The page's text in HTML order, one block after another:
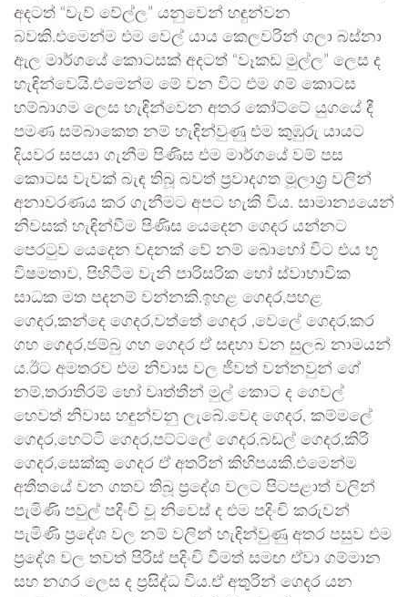
අදටත් “වැව් වේල්ල” යනුවෙන් හඳුන්වන
බවකි.එමෙන්ම එම වෙල් යාය කෙලවරින් ගලා බස්නා
ඇල මාර්ගයේ කොටසක් අදටත් “වෑකඩ මුල්ල” ලෙස ද
හැඳින්වෙයි.එමෙන්ම මේ වන විට එම ගම් කොටස
හම්බාගම ලෙස හැඳින්වෙන අතර කෝට්ටේ යුගයේ දී
පමණ සම්බාකෙත නම් හැඳින්වුණු එම කුඹුරු යායට
දියවර සපයා ගැනීම පිණිස එම මාර්ගයේ වම් පස
කොටස වැවක් බැඳ තිබූ බවත් ප්‍රවාදගත මූලාශ්‍ර වලින්
අනාවරණය කර ගැනීමට අපට හැකි විය. සාමාන්‍යයෙන්
නිවසක් හැඳින්වීම පිණිස යෙදෙන ගෙදර යන්නට
පෙරටුව යෙදෙන වදනක් වේ නම් බොහෝ විට එය භූ
විෂමතාව, පිහිටීම වැනි පාරිසරික හෝ ස්වාභාවික
සාධක මත පදනම් වන්නකි.ඉහළ ගෙදර,පහළ
ගෙදර,කන්දෙ ගෙදර,වත්තේ ගෙදර ,වෙලේ ගෙදර,කර
ගහ ගෙදර,ජම්බු ගහ ගෙදර ඒ සඳහා වන සුලබ නාමයන්
ය.ඊට අමතරව එම නිවාස වල ජීවත් වන්නවුන් ගේ
නම්,තරාතිරම් හෝ වෘත්තීන් මුල් කොට ද ගෙවල්
හෙවත් නිවාස හඳුන්වනු ලැබේ.වෙද ගෙදර, කම්මලේ
ගෙදර,හෙට්ටි ගෙදර,පට්ටලේ ගෙදර,බඩල් ගෙදර,කිරි
ගෙදර,සෙක්කු ගෙදර ඒ අතරින් කිහිපයකි.එමෙන්ම
අතීතයේ වන ගතව තිබූ ප්‍රදේශ වලට පිටපළාත් වලින්
පැමිණි පවුල් පදිංචි වූ නිවෙස් ද එම පදිංචි කරුවන්
පැමිණි ප්‍රදේශ වල නම් වලින් හැඳින්වුණු අතර පසුව එම
ප්‍රදේශ වල තවත් පිරිස් පදිංචි වීමත් සමඟ ඒවා ගම්මාන
සහ නගර ලෙස ද ප්‍රසිද්ධ විය.ඒ අතුරින් ගෙදර යන